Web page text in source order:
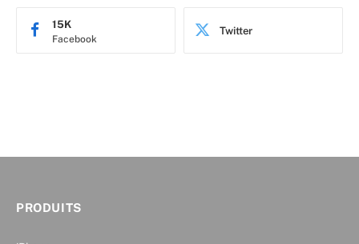
Facebook
15K Twitter
PRODUITS